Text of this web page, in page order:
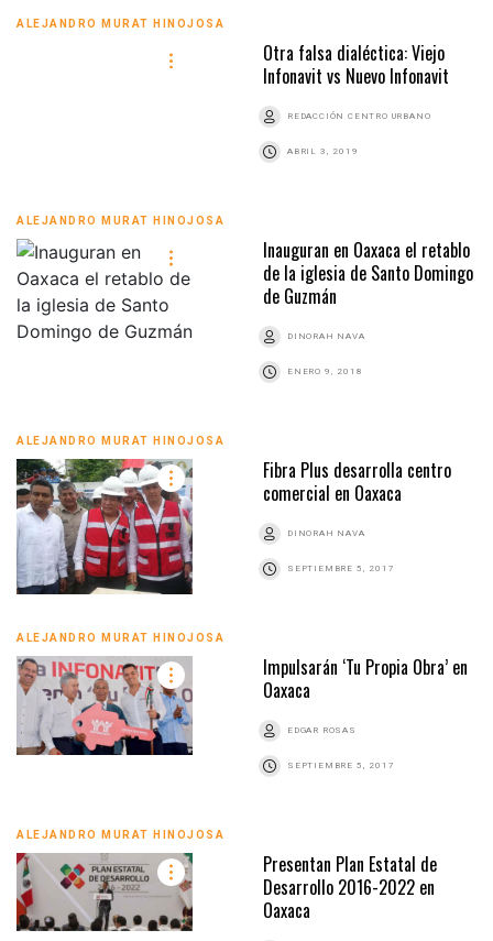
ALEJANDRO MURAT HINOJOSA
Otra falsa dialéctica: Viejo
Infonavit vs Nuevo Infonavit
REDACCIÓN CENTRO URBANO
ABRIL 3, 2019
ALEJANDRO MURAT HINOJOSA
Inauguran en Oaxaca el retablo
de la iglesia de Santo Domingo
de Guzmán
DINORAH NAVA
ENERO 9, 2018
ALEJANDRO MURAT HINOJOSA
Fibra Plus desarrolla centro
comercial en Oaxaca
DINORAH NAVA
SEPTIEMBRE 5, 2017
ALEJANDRO MURAT HINOJOSA
Impulsarán ‘Tu Propia Obra’ en
Oaxaca
EDGAR ROSAS
SEPTIEMBRE 5, 2017
ALEJANDRO MURAT HINOJOSA
Presentan Plan Estatal de
Desarrollo 2016-2022 en
Oaxaca